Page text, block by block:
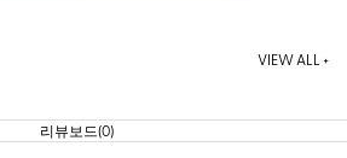
VIEW ALL +
리뷰보드(0)